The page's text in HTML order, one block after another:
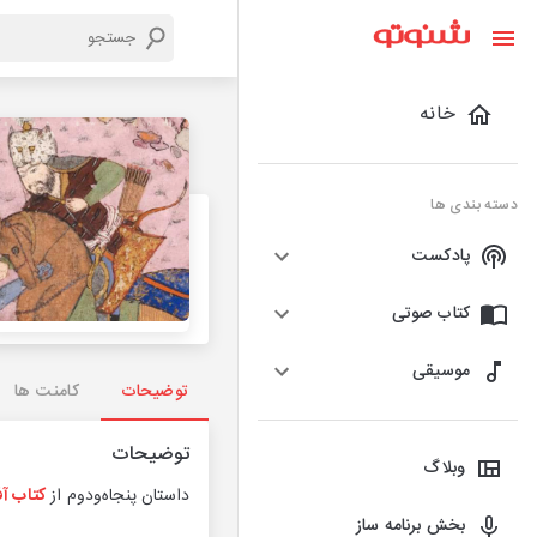
خانه
دسته بندی ها
پادکست
کتاب صوتی
موسیقی
وبلاگ
بخش برنامه ساز
توضیحات کامنت ها
توضیحات
داستان پنجاه‌ودوم ازکتاب